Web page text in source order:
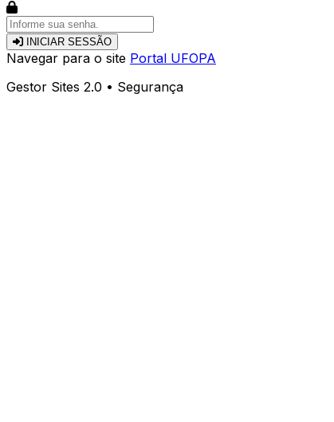
INICIAR SESSÃO
Navegar para o site Portal UFOPA
Gestor Sites 2.0 • Segurança